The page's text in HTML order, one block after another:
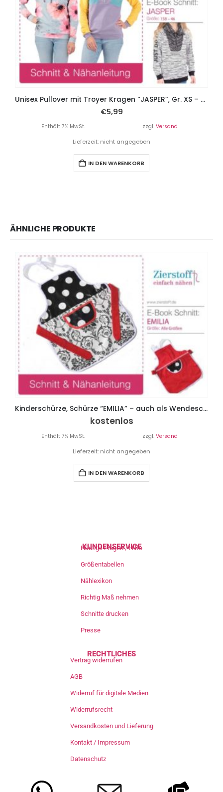
Unisex Pullover mit Troyer Kragen “JASPER”, Gr. XS – XXL – Raglan
€5,99
Enthält 7% MwSt. zzgl. Versand
Lieferzeit: nicht angegeben
IN DEN WARENKORB
ÄHNLICHE PRODUKTE
Kinderschürze, Schürze “EMILIA” – auch als Wendeschürze
kostenlos
Enthält 7% MwSt. zzgl. Versand
Lieferzeit: nicht angegeben
IN DEN WARENKORB
KUNDENSERVICE
Häufige Fragen / Hilfe
Größentabellen
Nählexikon
Richtig Maß nehmen
Schnitte drucken
Presse
RECHTLICHES
Vertrag widerrufen
AGB
Widerruf für digitale Medien
Widerrufsrecht
Versandkosten und Lieferung
Kontakt / Impressum
Datenschutz